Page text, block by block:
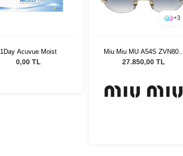
1Day Acuvue Moist
0,00 TL
+3
Miu Miu MU A54S ZVN80O
51 Kadın Güneş Gözlüğü
27.850,00 TL